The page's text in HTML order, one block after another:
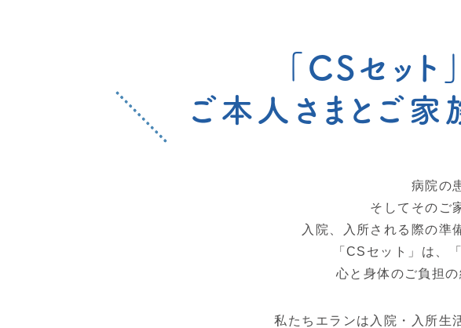
「CSセッ
ご本人さまとご家
病院の
そしてそのご
入院、入所される際の
「CSセット」は、
心と身体のご負担
私たちエランは入院・入所生